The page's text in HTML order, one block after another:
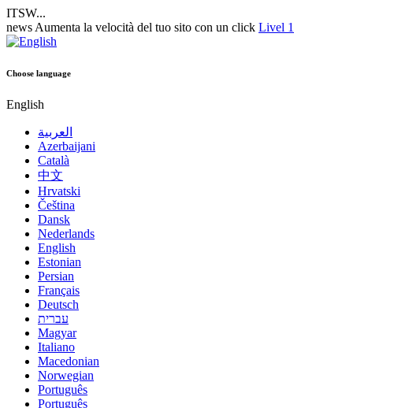
ITSW...
news Aumenta la velocità del tuo sito con un click Livel 1
Choose language
English
العربية
Azerbaijani
Català
中文
Hrvatski
Čeština
Dansk
Nederlands
English
Estonian
Persian
Français
Deutsch
עברית
Magyar
Italiano
Macedonian
Norwegian
Português
Português